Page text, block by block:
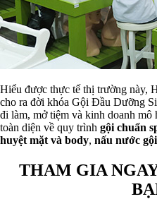
Hiểu được thực tế thị trường này,
cho ra đời khóa Gội Đầu Dưỡng
đi làm, mở tiệm và kinh doanh
toàn diện về quy trình gội chuẩn
huyệt mặt và body, nấu nước
THAM GIA